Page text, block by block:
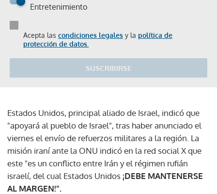
Entretenimiento
Acepta las condiciones legales y la política de
protección de datos.
SUSCRIBIRSE
Estados Unidos, principal aliado de Israel, indicó que
"apoyará al pueblo de Israel", tras haber anunciado el
viernes el envío de refuerzos militares a la región. La
misión iraní ante la ONU indicó en la red social X que
este "es un conflicto entre Irán y el régimen rufián
israelí, del cual Estados Unidos¡DEBE MANTENERSE
AL MARGEN!".